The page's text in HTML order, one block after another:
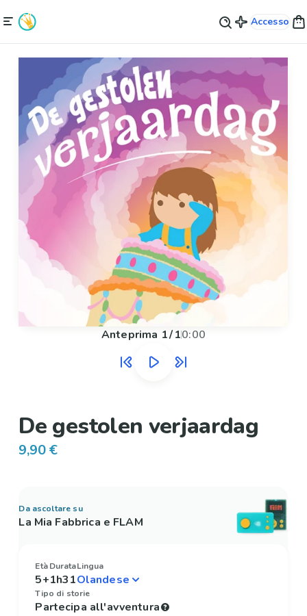
Accesso
Anteprima 1/10:00
De gestolen verjaardag
9,90 €
Da ascoltare su
La Mia Fabbrica e FLAM
Età
5+
Durata
1h31
Lingua
Tipo di storie
Partecipa all'avventura